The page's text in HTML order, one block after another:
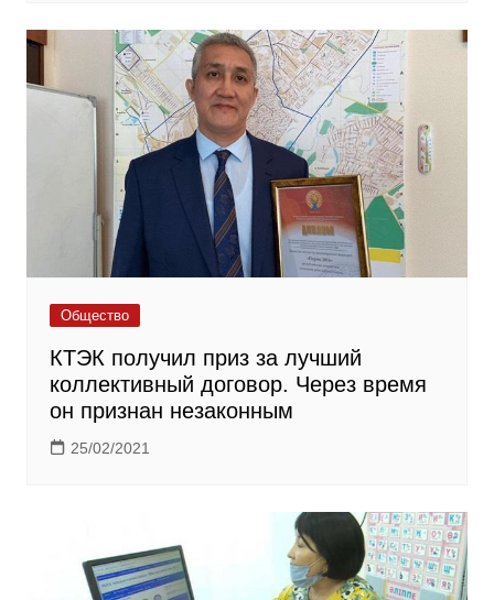
Общество
КТЭК получил приз за лучший
коллективный договор. Через время
он признан незаконным
25/02/2021